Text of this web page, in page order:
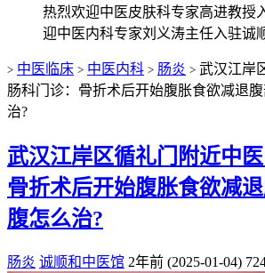
热烈欢迎中医皮肤科专家高进教授
迎中医内科专家刘义涛主任入驻诚
> 中医临床 > 中医内科 > 肠炎 > 武汉江岸
肠科门诊：骨折术后开始腹胀食欲减退
治?
武汉江岸区循礼门附近中医
骨折术后开始腹胀食欲减
腹怎么治?
肠炎 诚顺和中医馆 2年前 (2025-01-04)